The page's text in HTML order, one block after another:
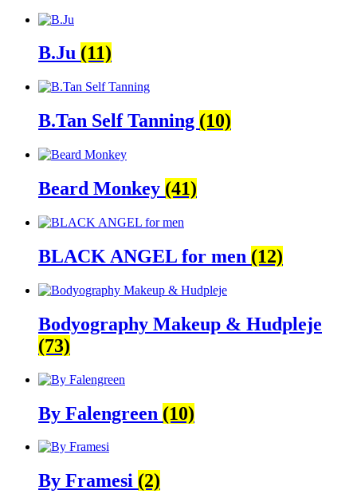
B.Ju (11)
B.Tan Self Tanning (10)
Beard Monkey (41)
BLACK ANGEL for men (12)
Bodyography Makeup & Hudpleje
(73)
By Falengreen (10)
By Framesi (2)